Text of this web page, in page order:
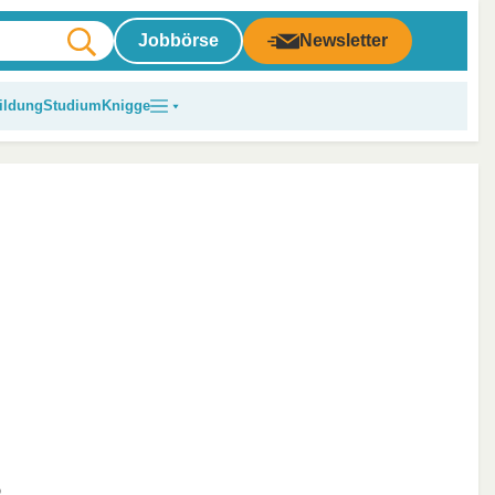
Jobbörse Newsletter
Studium Knigge